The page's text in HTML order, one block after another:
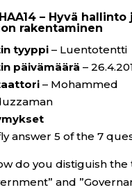
– Hyvä hallinto
rakentaminen
tyyppi– Luentotentti
päivämäärä –
– Mohammed
answer 5 of the 7
do you distiguish the
and